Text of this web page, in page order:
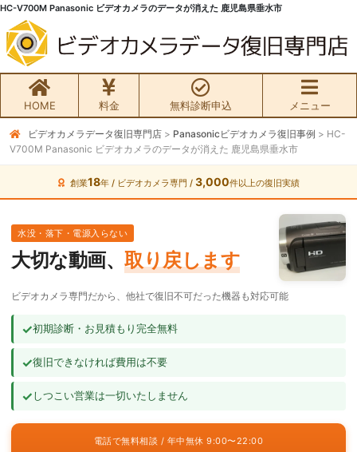
HC-V700M Panasonic ビデオカメラのデータが消えた 鹿児島県垂水市
HOME 料金 無料診断申込 メニュー
無料初期診断お申込み
ビデオカメラ データ復旧HOME
料金・メニュー
サービスの流れ
よくあるご質問
ビデオカメラデータ復旧専門店 > Panasonicビデオカメラ復旧事例 > HC-
V700M Panasonic ビデオカメラのデータが消えた 鹿児島県垂水市
創業18年 / ビデオカメラ専門 / 3,000件以上の復旧実績
水没・落下・電源入らない
大切な動画、 取り戻します
ビデオカメラ専門だから、他社で復旧不可だった機器も対応可能
✓初期診断・お見積もり完全無料
✓復旧できなければ費用は不要
✓しつこい営業は一切いたしません
電話で無料相談 / 年中無休 9:00〜22:00